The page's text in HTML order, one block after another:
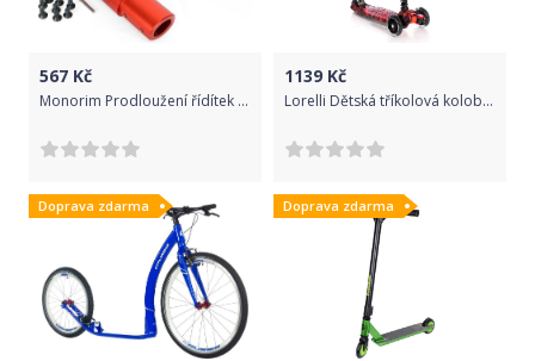
567 Kč
Monorim Prodloužení řídítek Xiaomi koloběžky Monorim Extender 5cm/10cm - Červená 10 cm
1139 Kč
Lorelli Dětská tříkolová koloběžka s LED svítícími kolečky Rapid Red Fire 2021
Doprava zdarma Doprava zdarma